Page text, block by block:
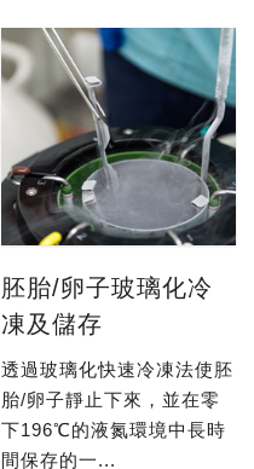
胚胎/卵子玻璃化冷
凍及儲存
透過玻璃化快速冷凍法使胚
胎/卵子靜止下來，並在零
下196℃的液氮環境中長時
間保存的一...